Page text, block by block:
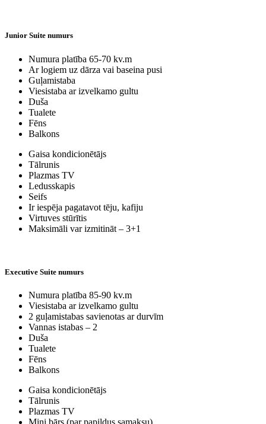
Junior Suite numurs
Numura platība 65-70 kv.m
Ar logiem uz dārza vai baseina pusi
Guļamistaba
Viesistaba ar izvelkamo gultu
Duša
Tualete
Fēns
Balkons
Gaisa kondicionētājs
Tālrunis
Plazmas TV
Ledusskapis
Seifs
Ir iespēja pagatavot tēju, kafiju
Virtuves stūrītis
Maksimāli var izmitināt – 3+1
Executive Suite numurs
Numura platība 85-90 kv.m
Viesistaba ar izvelkamo gultu
2 guļamistabas savienotas ar durvīm
Vannas istabas – 2
Duša
Tualete
Fēns
Balkons
Gaisa kondicionētājs
Tālrunis
Plazmas TV
Mini bārs (par papildus samaksu)